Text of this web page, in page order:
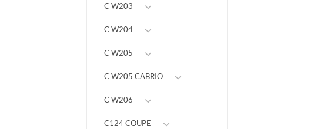
C W203
C W204
C W205
C W205 CABRIO
C W206
C124 COUPE